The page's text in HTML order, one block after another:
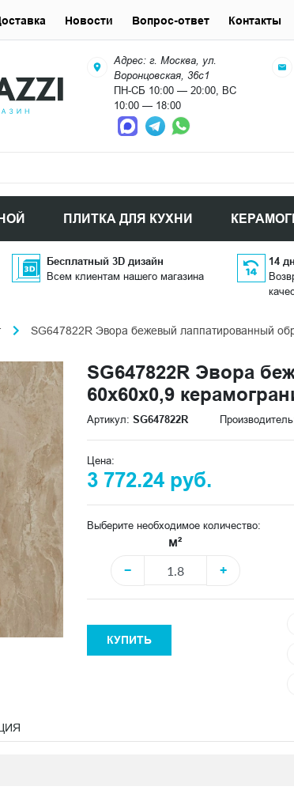
Адрес: г. Москва, ул.
Воронцовская, 36с1
ПН-СБ 10:00 — 20:00, ВС
10:00 — 18:00
ПЛИТКА ДЛЯ КУХНИ
Новости Вопрос-ответ Контакты
Бесплатный 3D дизайн
Всем клиентам нашего магазина
14
SG647822R Эвора бежевый лаппатированный
SG647822R Эвора
60x60x0,9
Артикул: SG647822R
Цена:
3 772.24 руб.
Выберите необходимое количество:
м²
−
+
КУПИТЬ